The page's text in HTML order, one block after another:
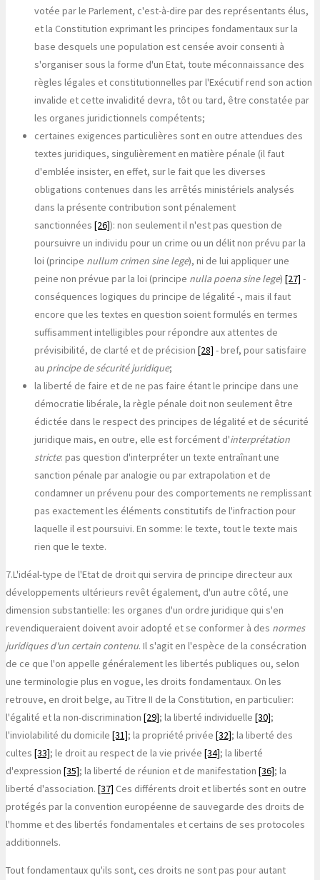
votée par le Parlement, c'est-à-dire par des représentants élus,
et la Constitution exprimant les principes fondamentaux sur la
base desquels une population est censée avoir consenti à
s'organiser sous la forme d'un Etat, toute méconnaissance des
règles légales et constitutionnelles par l'Exécutif rend son action
invalide et cette invalidité devra, tôt ou tard, être constatée par
les organes juridictionnels compétents;
certaines exigences particulières sont en outre attendues des
textes juridiques, singulièrement en matière pénale (il faut
d'emblée insister, en effet, sur le fait que les diverses
obligations contenues dans les arrêtés ministériels analysés
dans la présente contribution sont pénalement
sanctionnées [26]): non seulement il n'est pas question de
poursuivre un individu pour un crime ou un délit non prévu par la
loi (principe nullum crimen sine lege), ni de lui appliquer une
peine non prévue par la loi (principe nulla poena sine lege) [27] -
conséquences logiques du principe de légalité -, mais il faut
encore que les textes en question soient formulés en termes
suffisamment intelligibles pour répondre aux attentes de
prévisibilité, de clarté et de précision [28] - bref, pour satisfaire
au principe de sécurité juridique;
la liberté de faire et de ne pas faire étant le principe dans une
démocratie libérale, la règle pénale doit non seulement être
édictée dans le respect des principes de légalité et de sécurité
juridique mais, en outre, elle est forcément d'interprétation
stricte: pas question d'interpréter un texte entraînant une
sanction pénale par analogie ou par extrapolation et de
condamner un prévenu pour des comportements ne remplissant
pas exactement les éléments constitutifs de l'infraction pour
laquelle il est poursuivi. En somme: le texte, tout le texte mais
rien que le texte.
7.L'idéal-type de l'Etat de droit qui servira de principe directeur aux
développements ultérieurs revêt également, d'un autre côté, une
dimension substantielle: les organes d'un ordre juridique qui s'en
revendiqueraient doivent avoir adopté et se conformer à des normes
juridiques d'un certain contenu. Il s'agit en l'espèce de la consécration
de ce que l'on appelle généralement les libertés publiques ou, selon
une terminologie plus en vogue, les droits fondamentaux. On les
retrouve, en droit belge, au Titre II de la Constitution, en particulier:
l'égalité et la non-discrimination [29]; la liberté individuelle [30];
l'inviolabilité du domicile [31]; la propriété privée [32]; la liberté des
cultes [33]; le droit au respect de la vie privée [34]; la liberté
d'expression [35]; la liberté de réunion et de manifestation [36]; la
liberté d'association. [37] Ces différents droit et libertés sont en outre
protégés par la convention européenne de sauvegarde des droits de
l'homme et des libertés fondamentales et certains de ses protocoles
additionnels.
Tout fondamentaux qu'ils sont, ces droits ne sont pas pour autant